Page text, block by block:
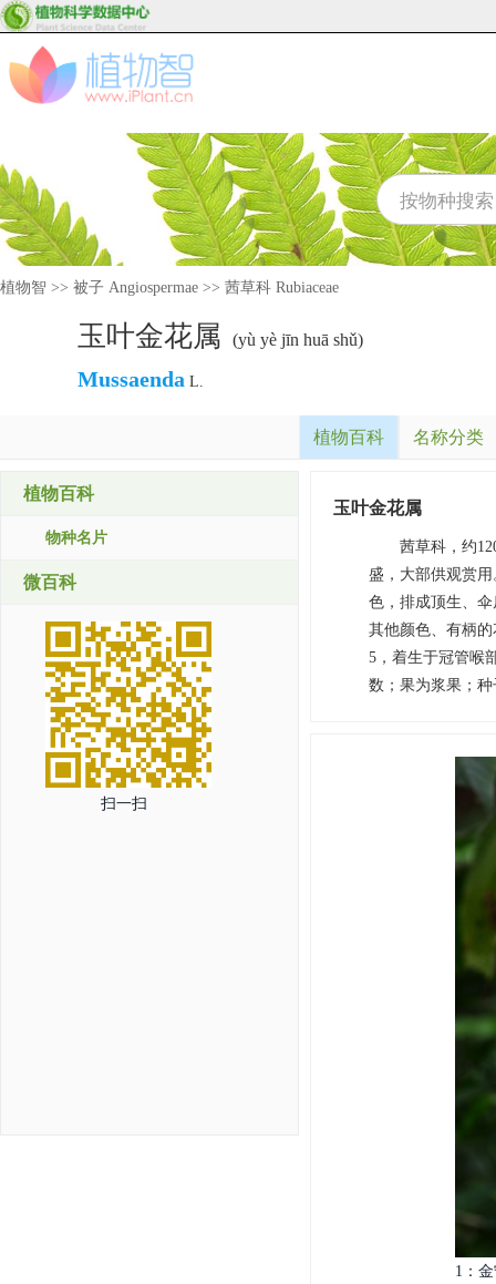
植物智 >> 被子 Angiospermae >> 茜草科 Rubiaceae
玉叶金花属 (yù yè jīn huā shǔ)
Mussaenda L.
植物百科 名称分类
植物百科
物种名片
微百科
扫一扫
玉叶金花属
茜草科，约
盛，大部供观赏
色，排成顶生、
其他颜色、有柄
5，着生于冠管喉
数；果为浆果；
1：